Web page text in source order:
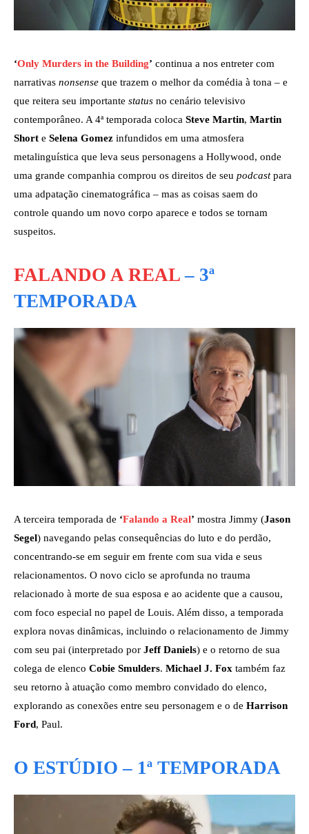
‘Only Murders in the Building’ continua a nos entreter com
narrativas nonsense que trazem o melhor da comédia à tona – e
que reitera seu importante status no cenário televisivo
contemporâneo. A 4ª temporada coloca Steve Martin, Martin
Short e Selena Gomez infundidos em uma atmosfera
metalinguística que leva seus personagens a Hollywood, onde
uma grande companhia comprou os direitos de seu podcastpara
uma adpatação cinematográfica – mas as coisas saem do
controle quando um novo corpo aparece e todos se tornam
suspeitos.
FALANDO A REAL – 3ª
TEMPORADA
A terceira temporada de ‘Falando a Real’ mostra Jimmy (Jason
Segel) navegando pelas consequências do luto e do perdão,
concentrando-se em seguir em frente com sua vida e seus
relacionamentos. O novo ciclo se aprofunda no trauma
relacionado à morte de sua esposa e ao acidente que a causou,
com foco especial no papel de Louis. Além disso, a temporada
explora novas dinâmicas, incluindo o relacionamento de Jimmy
com seu pai (interpretado por Jeff Daniels) e o retorno de sua
colega de elenco Cobie Smulders. Michael J. Fox também faz
seu retorno à atuação como membro convidado do elenco,
explorando as conexões entre seu personagem e o de Harrison
Ford, Paul.
O ESTÚDIO – 1ª TEMPORADA